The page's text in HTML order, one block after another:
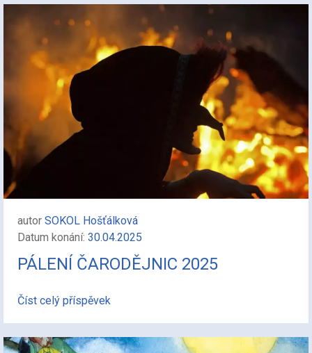
autor SOKOL Hošťálková
Datum konání: 30.04.2025
PÁLENÍ ČARODĚJNIC 2025
Číst celý příspěvek